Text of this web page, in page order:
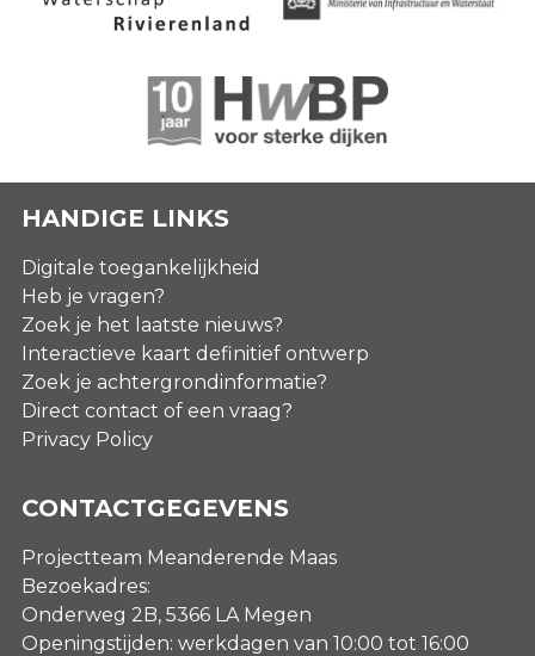
HANDIGE LINKS
Digitale toegankelijkheid
Heb je vragen?
Zoek je het laatste nieuws?
Interactieve kaart definitief ontwerp
Zoek je achtergrondinformatie?
Direct contact of een vraag?
Privacy Policy
CONTACTGEGEVENS
Projectteam Meanderende Maas
Bezoekadres:
Onderweg 2B, 5366 LA Megen
Openingstijden: werkdagen van 10:00 tot 16:00